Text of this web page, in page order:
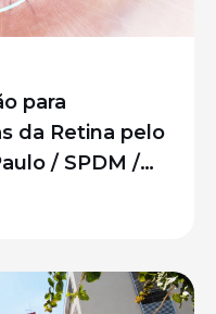
para
da Retina pelo
/ SPDM /